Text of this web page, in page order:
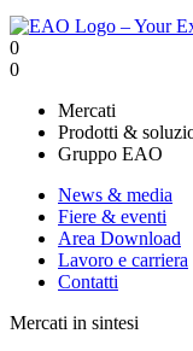
0
0
Mercati
Prodotti &
Gruppo EAO
News & media
Fiere & eventi
Area Download
Lavoro e carriera
Contatti
Mercati in sintesi